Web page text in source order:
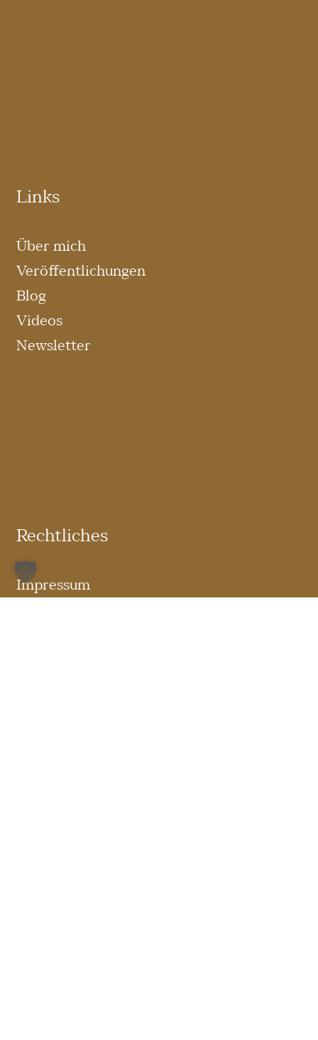
Links
Über mich
Veröffentlichungen
Blog
Videos
Newsletter
Rechtliches
Impressum